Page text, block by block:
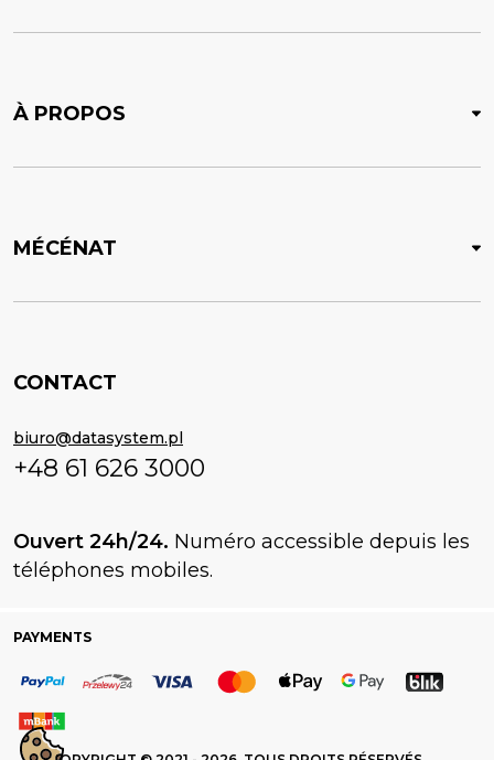
À PROPOS
MÉCÉNAT
CONTACT
biuro@datasystem.pl
+48 61 626 3000
Ouvert 24h/24. Numéro accessible depuis les
téléphones mobiles.
PAYMENTS